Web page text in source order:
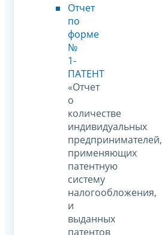
Отчет
по
форме
№
1-
ПАТЕНТ
«Отчет
о
количестве
индивидуальных
предпринимателей,
применяющих
патентную
систему
налогообложения,
и
выданных
патентов